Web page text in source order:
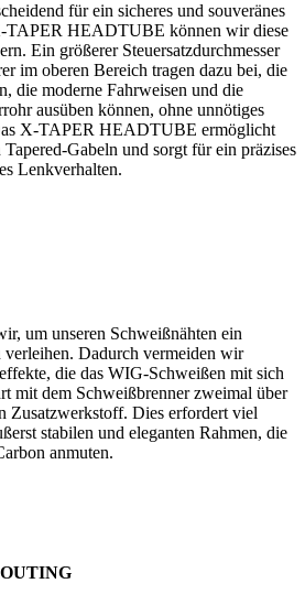
für ein sicheres und souveränes
TAPER HEADTUBE können wir diese
Ein größerer Steuersatzdurchmesser
im oberen Bereich tragen dazu bei, die
die moderne Fahrweisen und die
ausüben können, ohne unnötiges
X-TAPER HEADTUBE ermöglicht
Gabeln und sorgt für ein präzises
Lenkverhalten.
um unseren Schweißnähten ein
verleihen. Dadurch vermeiden wir
die das WIG-Schweißen mit sich
mit dem Schweißbrenner zweimal über
Zusatzwerkstoff. Dies erfordert viel
stabilen und eleganten Rahmen, die
anmuten.